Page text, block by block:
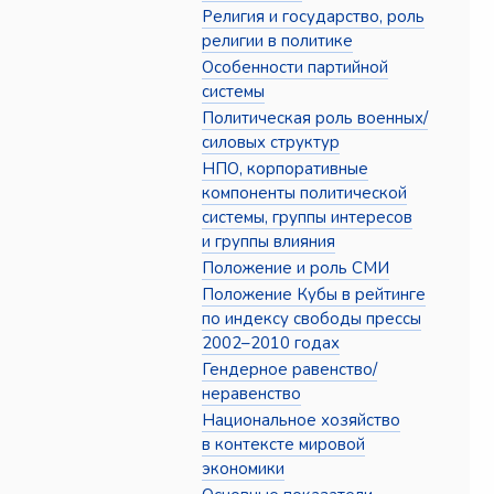
Религия и государство, роль
религии в политике
Особенности партийной
системы
Политическая роль военных/
силовых структур
НПО, корпоративные
компоненты политической
системы, группы интересов
и группы влияния
Положение и роль СМИ
Положение Кубы в рейтинге
по индексу свободы прессы
2002–2010 годах
Гендерное равенство/
неравенство
Национальное хозяйство
в контексте мировой
экономики